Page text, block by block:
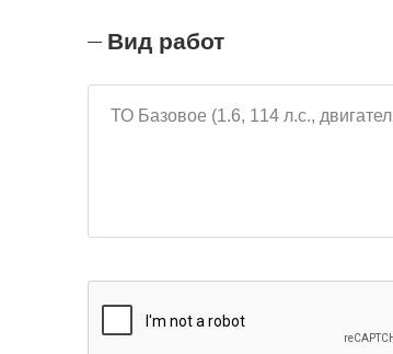
Вид работ